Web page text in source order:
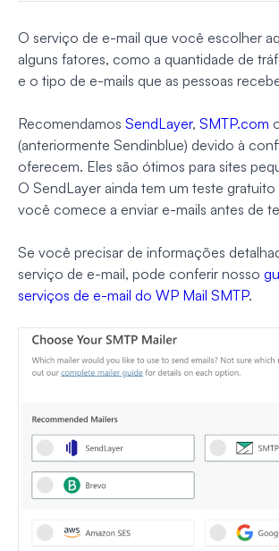
O serviço de e-mail que você escolher
alguns fatores, como a quantidade de
e o tipo de e-mails que as pessoas
Recomendamos SendLayer, SMTP.com
(anteriormente Sendinblue) devido à
oferecem. Eles são ótimos para sites
O SendLayer ainda tem um teste
você comece a enviar e-mails antes de
Se você precisar de informações
serviço de e-mail, pode conferir nosso
serviços de e-mail do WP Mail SMTP.